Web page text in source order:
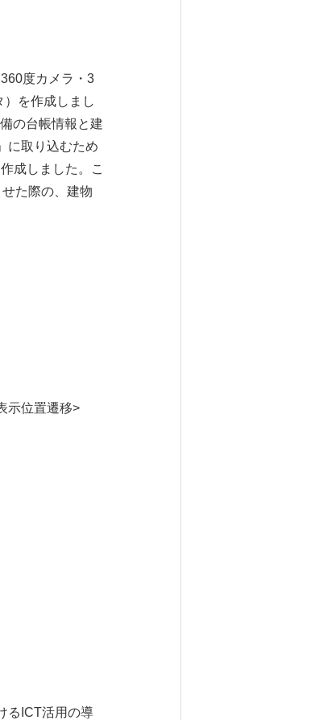
度カメラ・3
を作成しまし
の台帳情報と建
に取り込むため
成しました。こ
た際の、建物
示位置遷移>
るICT活用の導